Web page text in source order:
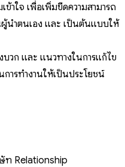
าใจ เพื่อเพิ่มขีดความสามารถ
ผู้นำตนเอง และ เป็นต้นแบบให้
วก และ แนวทางในการแก้ไข
ารทำงานให้เป็นประโยชน์
ท Relationship